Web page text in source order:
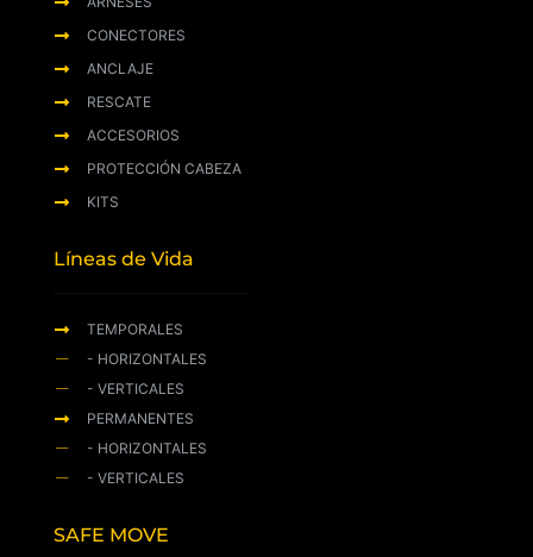
CONECTORES
ANCLAJE
RESCATE
ACCESORIOS
PROTECCIÓN CABEZA
KITS
Líneas de Vida
TEMPORALES
- HORIZONTALES
- VERTICALES
PERMANENTES
- HORIZONTALES
- VERTICALES
SAFE MOVE